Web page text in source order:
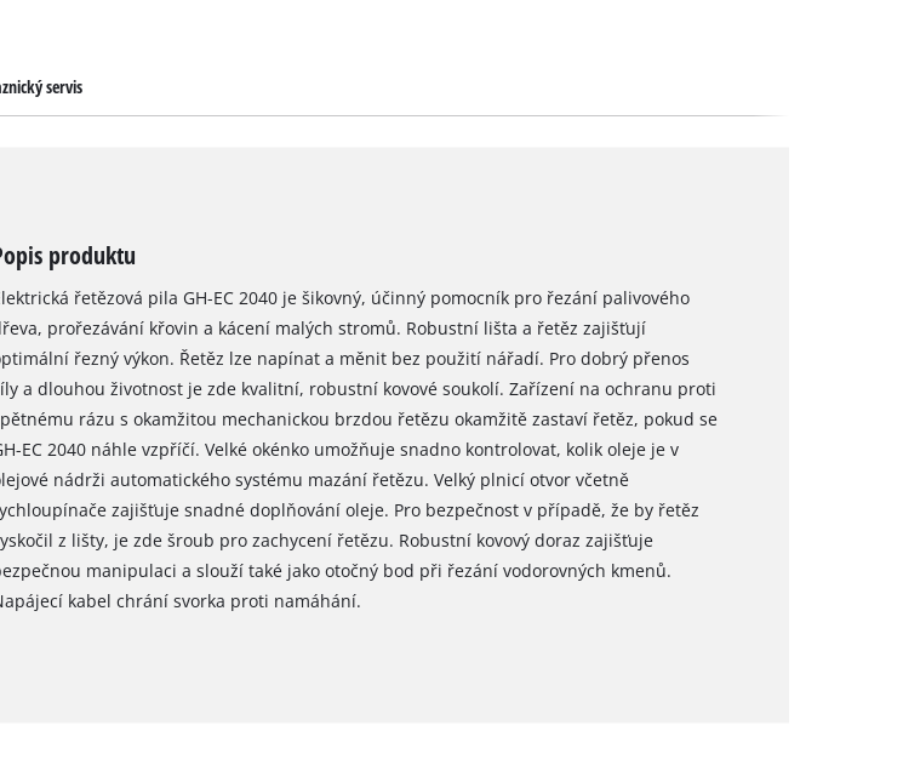
servis
produktu
řetězová pila GH-EC 2040 je šikovný, účinný pomocník pro řezání palivového
prořezávání křovin a kácení malých stromů. Robustní lišta a řetěz zajišťují
řezný výkon. Řetěz lze napínat a měnit bez použití nářadí. Pro dobrý přenos
a dlouhou životnost je zde kvalitní, robustní kovové soukolí. Zařízení na ochranu proti
rázu s okamžitou mechanickou brzdou řetězu okamžitě zastaví řetěz, pokud se
EC 2040 náhle vzpříčí. Velké okénko umožňuje snadno kontrolovat, kolik oleje je v
nádrži automatického systému mazání řetězu. Velký plnicí otvor včetně
zajišťuje snadné doplňování oleje. Pro bezpečnost v případě, že by řetěz
z lišty, je zde šroub pro zachycení řetězu. Robustní kovový doraz zajišťuje
manipulaci a slouží také jako otočný bod při řezání vodorovných kmenů.
kabel chrání svorka proti namáhání.